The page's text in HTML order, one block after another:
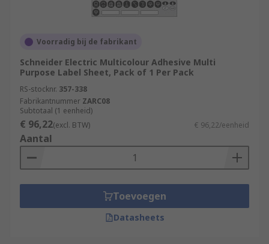
Voorradig bij de fabrikant
Schneider Electric Multicolour Adhesive Multi
Purpose Label Sheet, Pack of 1 Per Pack
RS-stocknr. 357-338
Fabrikantnummer ZARC08
Subtotaal (1 eenheid)
€ 96,22(excl. BTW) € 96,22/eenheid
Aantal
Toevoegen
Datasheets